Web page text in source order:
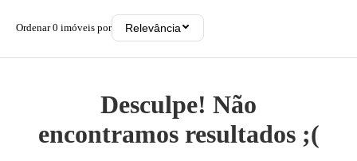
Ordenar0 imóveis por Relevância
Desculpe! Não
encontramos resultados ;(